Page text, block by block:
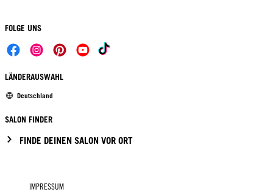
FOLGE UNS
LÄNDERAUSWAHL
Deutschland
SALON FINDER
FINDE DEINEN SALON VOR ORT
IMPRESSUM